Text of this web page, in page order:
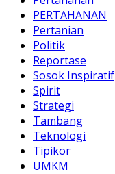
PERTAHANAN
Pertanian
Politik
Reportase
Sosok Inspiratif
Spirit
Strategi
Tambang
Teknologi
Tipikor
UMKM